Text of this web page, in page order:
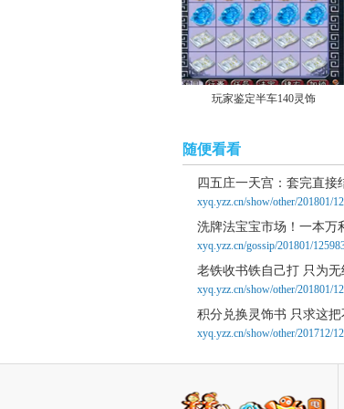
玩家鉴定半车140灵饰
随便看看
四五庄一天宫：套完直接
xyq.yzz.cn/show/other/201801/
洗牌法宝宝市场！一本万
xyq.yzz.cn/gossip/201801/
老铁收书铁自己打 只为无
xyq.yzz.cn/show/other/201801/
积分兑换灵饰书 只求这
xyq.yzz.cn/show/other/201712/